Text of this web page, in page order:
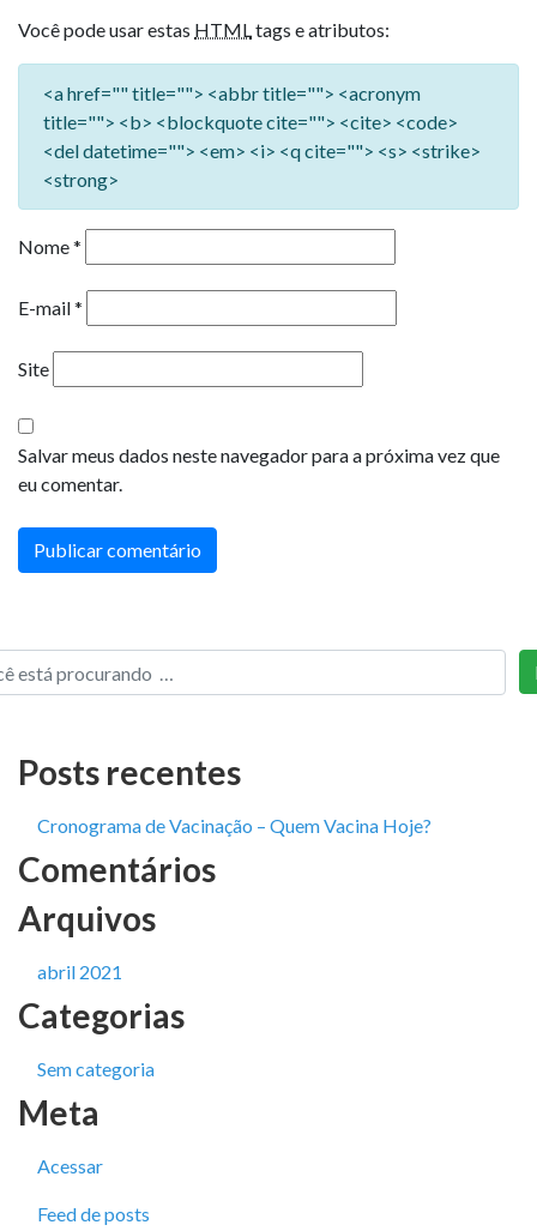
Você pode usar estas HTMLtags e atributos:
<a href="" title=""> <abbr title=""> <acronym
title=""> <b> <blockquote cite=""> <cite> <code>
<del datetime=""> <em> <i> <q cite=""> <s> <strike>
<strong>
Nome*
E-mail*
Site
Salvar meus dados neste navegador para a próxima vez que
eu comentar.
Posts recentes
Cronograma de Vacinação – Quem Vacina Hoje?
Comentários
Arquivos
abril 2021
Categorias
Sem categoria
Meta
Acessar
Feed de posts